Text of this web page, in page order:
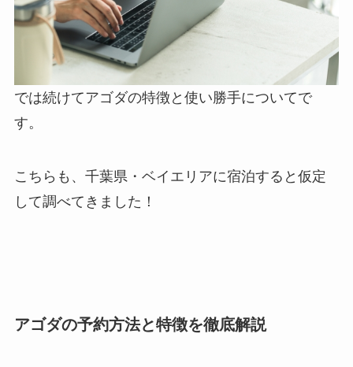
では続けてアゴダの特徴と使い勝手についてで
す。
こちらも、千葉県・ベイエリアに宿泊すると仮定
して調べてきました！
アゴダの予約方法と特徴を徹底解説